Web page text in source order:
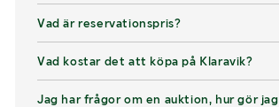
Vad är reservationspris?
Vad kostar det att köpa på Klaravik?
Jag har frågor om en auktion, hur gör